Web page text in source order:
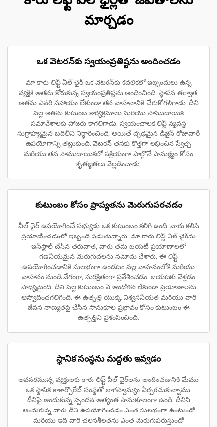
మార్చడం
ఒక వెటరన్‌కు స్వయంప్రతిష్టను అందించడం
మా కారు లిఫ్ట్ వీల్ ఛైర్ ఒక వెటరన్‌కు కదలికలో ఇబ్బందులు ఉన్న
వ్యక్తికి అతను కోరుకున్న స్వయంప్రతిష్టను అందించింది. స్థాపన తర్వాత,
అతను ఎవరి సహాయం లేకుండా తన వాహనానికి చేరుకోగలిగాడు, దీని
వల్ల అతను కుటుంబ కార్యక్రమాలు మరియు సాముదాయిక
సమావేశాలకు హాజరు కాగలిగాడు. స్వయంచాలక లిఫ్ట్ వ్యవస్థ
సుగ్రాహ్యమైన బదిలీని నిర్ధారించింది, అయితే దృఢమైన డిజైన్ రోజువారీ
ఉపయోగాన్ని తట్టుకుంది. వెటరన్ తనకు కొత్తగా లభించిన స్వేచ్ఛ
మరియు తన సాముదాయికలో సక్రియంగా పాల్గొనే సామర్థ్యం కోసం
కృతజ్ఞతలు వెల్లడించాడు.
కుటుంబం కోసం ప్రాప్యతను మెరుగుపరచడం
వీల్ ఛైర్ ఉపయోగించే సభ్యుడు ఒక కుటుంబం కలిగి ఉంది, వారు కలిసి
ప్రయాణించడంలో ఇబ్బంది పడుతున్నారు. మా కారు లిఫ్ట్ వీల్ ఛైర్‌ను
ఇన్‌స్టాల్ చేసిన తరువాత, వారు తమ బయటి ప్రయాణాలలో
గణనీయమైన మెరుగుదలను నమోదు చేశారు. ఈ లిఫ్ట్
ఉపయోగించడానికి సులభంగా ఉండటం వల్ల వాహనంలోకి మరియు
వాహనం నుండి వేగంగా, సురక్షితంగా ప్రవేశించడం, బయటకు వెళ్లడం
సాధ్యమైంది, దీని వల్ల కుటుంబం ఏ ఆందోళన లేకుండా ప్రయాణాలను
ఆస్వాదించగలిగింది. ఈ ఉత్పత్తి యొక్క విశ్వసనీయత మరియు వారి
జీవన నాణ్యతపై చేసిన సానుకూల ప్రభావం కోసం కుటుంబం ఈ
ఉత్పత్తిని ప్రశంసించింది.
స్థానిక సంస్థను మద్దతు ఇవ్వడం
అవసరమున్న వ్యక్తులకు కారు లిఫ్ట్ వీల్ ఛైర్‌లను అందించడానికి మేము
ఒక స్థానిక కాకార్పొరేట్ సంస్థతో భాగస్వామ్యం ఏర్పరచుకున్నాము.
దీనిపై అందుకున్న స్పందన అత్యంత సానుకూలంగా ఉంది; దీనిని
అందుకున్న వారు దీని ఉపయోగించడం ఎంత సులభంగా ఉంటుందో
మరియు ఇది వారి చలనశీలతను ఎంత మెరుగుపరుస్తుందో